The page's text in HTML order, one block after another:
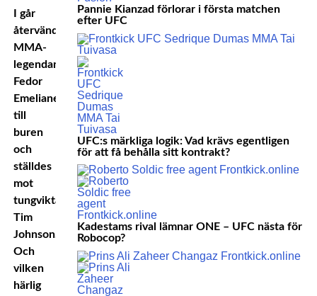
I går
återvände
MMA-
legendaren
Fedor
Emelianenko
till
buren
och
ställdes
mot
tungviktaren
Tim
Johnson.
Och
vilken
härlig
Pannie Kianzad förlorar i första matchen
efter UFC
UFC:s märkliga logik: Vad krävs egentligen
för att få behålla sitt kontrakt?
Kadestams rival lämnar ONE – UFC nästa för
Robocop?